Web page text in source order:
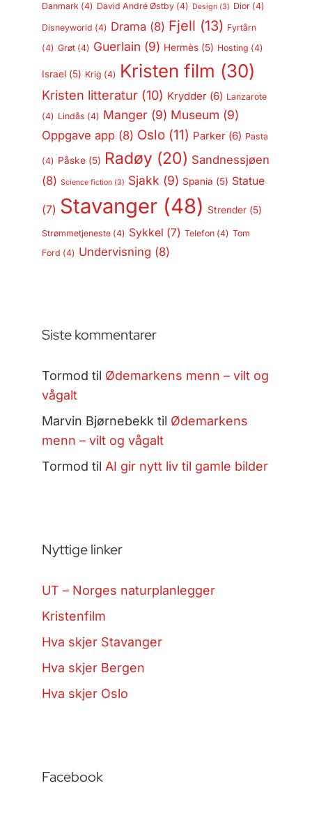
Danmark(4) David André Østby(4) Design(3) Dior(4)
Disneyworld (4) Drama (8) Fjell (13) Fyrtårn
(4) Grøt(4) Guerlain (9) Hermès(5) Hosting (4)
Israel(5) Krig (4) Kristen film (30)
Kristen litteratur(10) Krydder(6) Lanzarote
(4) Lindås (4) Manger(9) Museum (9)
Oppgave app(8) Oslo(11) Parker(6) Pasta
(4) Påske(5) Radøy(20) Sandnessjøen
(8) Science fiction(3) Sjakk (9) Spania (5) Statue
(7) Stavanger(48) Strender(5)
Strømmetjeneste(4) Sykkel (7) Telefon(4) Tom
Ford (4) Undervisning (8)
Siste kommentarer
Tormod til Ødemarkens menn – vilt og
vågalt
Marvin Bjørnebekktil Ødemarkens
menn – vilt og vågalt
Tormod til AI gir nytt liv til gamle bilder
Nyttige linker
UT – Norges naturplanlegger
Kristenfilm
Hva skjer Stavanger
Hva skjer Bergen
Hva skjer Oslo
Facebook